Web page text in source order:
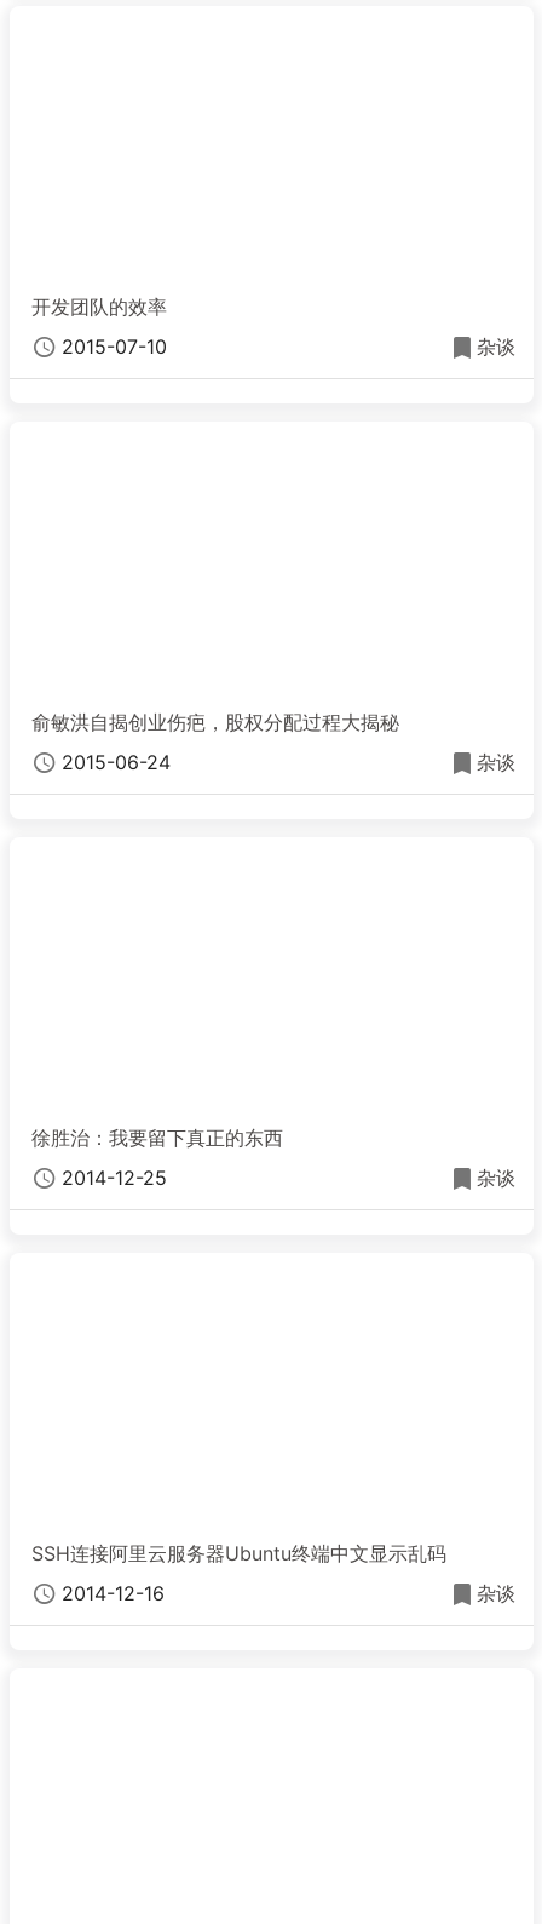
开发团队的效率
2015-07-10
杂谈
俞敏洪自揭创业伤疤，股权分配过程大揭秘
2015-06-24
杂谈
徐胜治：我要留下真正的东西
2014-12-25
杂谈
SSH连接阿里云服务器Ubuntu终端中文显示乱码
2014-12-16
杂谈